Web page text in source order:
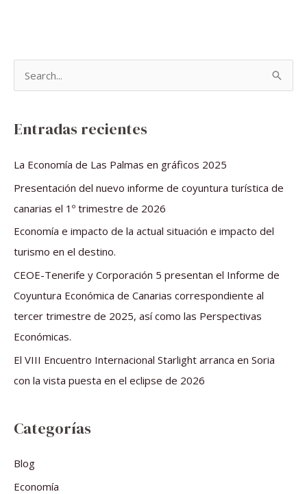
a
Entradas recientes
La Economía de Las Palmas en gráficos 2025
Presentación del nuevo informe de coyuntura turística de
canarias el 1º trimestre de 2026
Economía e impacto de la actual situación e impacto del
turismo en el destino.
CEOE-Tenerife y Corporación 5 presentan el Informe de
Coyuntura Económica de Canarias correspondiente al
tercer trimestre de 2025, así como las Perspectivas
Económicas.
El VIII Encuentro Internacional Starlight arranca en Soria
con la vista puesta en el eclipse de 2026
Categorías
Blog
Economía